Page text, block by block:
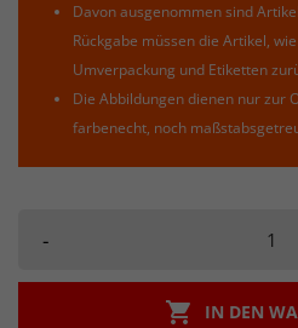
Davon ausgenommen sind
Rückgabe müssen die Artikel,
Umverpackung und Etiketten
Die Abbildungen dienen nur zur
farbenecht, noch
-
 IN DEN